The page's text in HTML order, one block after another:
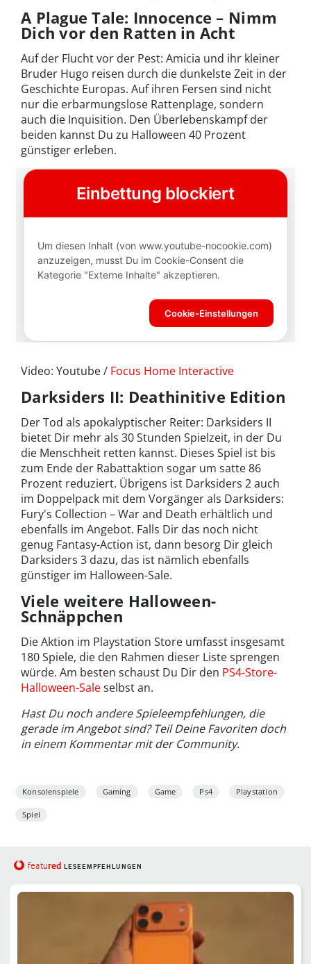
A Plague Tale: Innocence – Nimm
Dich vor den Ratten in Acht
Auf der Flucht vor der Pest: Amicia und ihr kleiner
Bruder Hugo reisen durch die dunkelste Zeit in der
Geschichte Europas. Auf ihren Fersen sind nicht
nur die erbarmungslose Rattenplage, sondern
auch die Inquisition. Den Überlebenskampf der
beiden kannst Du zu Halloween 40 Prozent
günstiger erleben.
Video: Youtube / Focus Home Interactive
Darksiders II: Deathinitive Edition
Der Tod als apokalyptischer Reiter: Darksiders II
bietet Dir mehr als 30 Stunden Spielzeit, in der Du
die Menschheit retten kannst. Dieses Spiel ist bis
zum Ende der Rabattaktion sogar um satte 86
Prozent reduziert. Übrigens ist Darksiders 2 auch
im Doppelpack mit dem Vorgänger als Darksiders:
Fury's Collection – War and Death erhältlich und
ebenfalls im Angebot. Falls Dir das noch nicht
genug Fantasy-Action ist, dann besorg Dir gleich
Darksiders 3 dazu, das ist nämlich ebenfalls
günstiger im Halloween-Sale.
Viele weitere Halloween-
Schnäppchen
Die Aktion im Playstation Store umfasst insgesamt
180 Spiele, die den Rahmen dieser Liste sprengen
würde. Am besten schaust Du Dir den PS4-Store-
Halloween-Saleselbst an.
Hast Du noch andere Spieleempfehlungen, die
gerade im Angebot sind? Teil Deine Favoriten doch
in einem Kommentar mit der Community.
Konsolenspiele Gaming Game Ps4 Playstation
Spiel
featured LESEEMPFEHLUNGEN